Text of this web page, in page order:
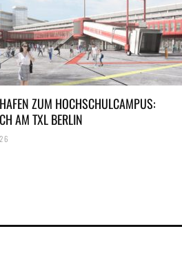
ZUM HOCHSCHULCAMPUS:
AM TXL BERLIN